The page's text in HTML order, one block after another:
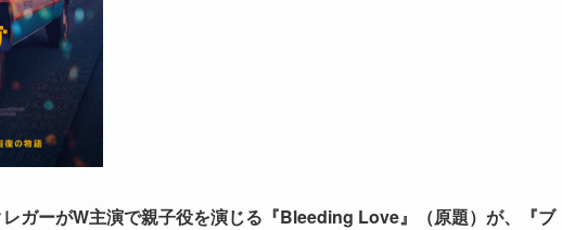
ガーがW主演で親子役を演じる『Bleeding Love』（原題）が、『ブ